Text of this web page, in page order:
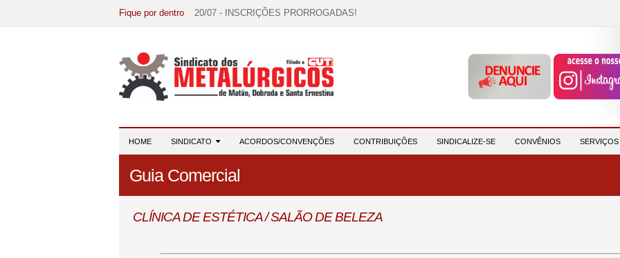
Fique por dentro 20/07 - INSCRIÇÕES PRORROGADAS!
07/07 - Increva-se! Link na descrição!
03/08 - DATA-BASE 2026: HORA DE UNIÃO E MOBILIZAÇÃO!
HOME SINDICATO ACORDOS/CONVENÇÕES CONTRIBUIÇÕES SINDICALIZE-SE CONVÊNIOS SERVIÇOS
Guia Comercial
CLÍNICA DE ESTÉTICA / SALÃO DE BELEZA